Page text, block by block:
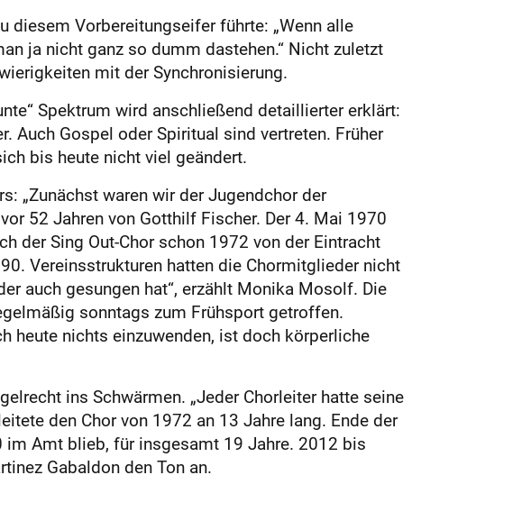
Vorbereitungseifer führte: „Wenn alle
ja nicht ganz so dumm dastehen.“ Nicht zuletzt
mit der Synchronisierung.
Spektrum wird anschließend detaillierter erklärt:
Auch Gospel oder Spiritual sind vertreten. Früher
bis heute nicht viel geändert.
„Zunächst waren wir der Jugendchor der
52 Jahren von Gotthilf Fischer. Der 4. Mai 1970
der Sing Out-Chor schon 1972 von der Eintracht
Vereinsstrukturen hatten die Chormitglieder nicht
auch gesungen hat“, erzählt Monika Mosolf. Die
sonntags zum Frühsport getroffen.
heute nichts einzuwenden, ist doch körperliche
ins Schwärmen. „Jeder Chorleiter hatte seine
den Chor von 1972 an 13 Jahre lang. Ende der
im Amt blieb, für insgesamt 19 Jahre. 2012 bis
Gabaldon den Ton an.